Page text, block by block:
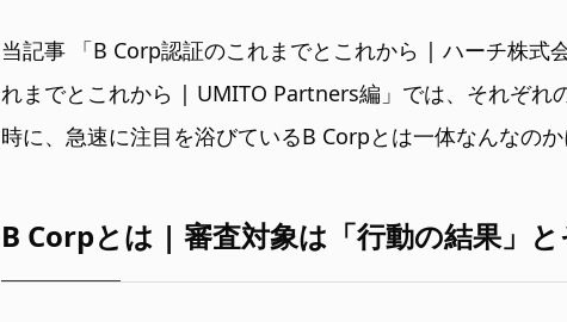
当記事 「B Corp認証のこれまでとこれから | ハーチ株式
れまでとこれから | UMITO Partners編」では、それぞれ
時に、急速に注目を浴びているB Corpとは一体なんなのか
B Corpとは | 審査対象は「行動の結果」